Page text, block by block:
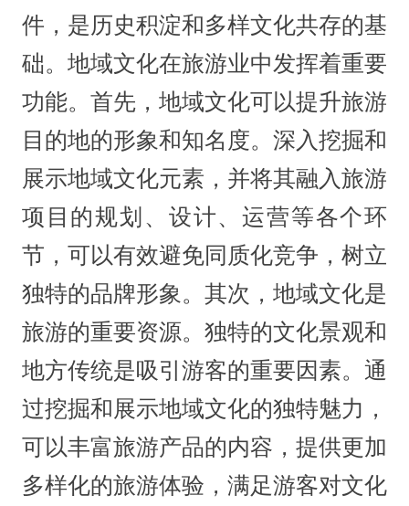
件，是历史积淀和多样文化共存的基
础。地域文化在旅游业中发挥着重要
功能。首先，‌地域文化可以提升旅游
目的地的形象和知名度‌。深入挖掘和
展示地域文化元素，并将其融入旅游
项目的规划、设计、运营等各个环
节，可以有效避免同质化竞争，树立
独特的品牌形象‌。其次，地域文化是
旅游的重要资源‌。独特的文化景观和
地方传统是吸引游客的重要因素。通
过挖掘和展示地域文化的独特魅力，
可以丰富旅游产品的内容，提供更加
多样化的旅游体验，满足游客对文化